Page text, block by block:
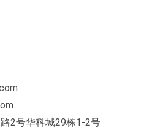
2号华科城29栋1-2号